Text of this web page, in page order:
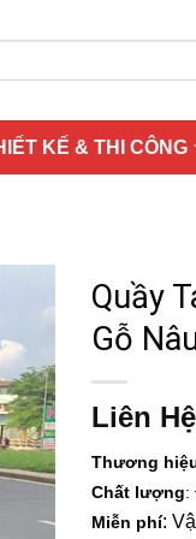
KẾ & THI CÔNG
Quầy
Gỗ
Liên Hệ
Thương
Chất lượng:
Miễn phí: